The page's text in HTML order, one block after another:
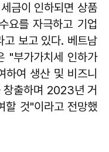
금이 인하되면 상품
요를 자극하고 기업
고 보고 있다. 베트남
"부가가치세 인하가
하여 생산 및 비즈니
창출하며 2023년 거
할 것"이라고 전망했